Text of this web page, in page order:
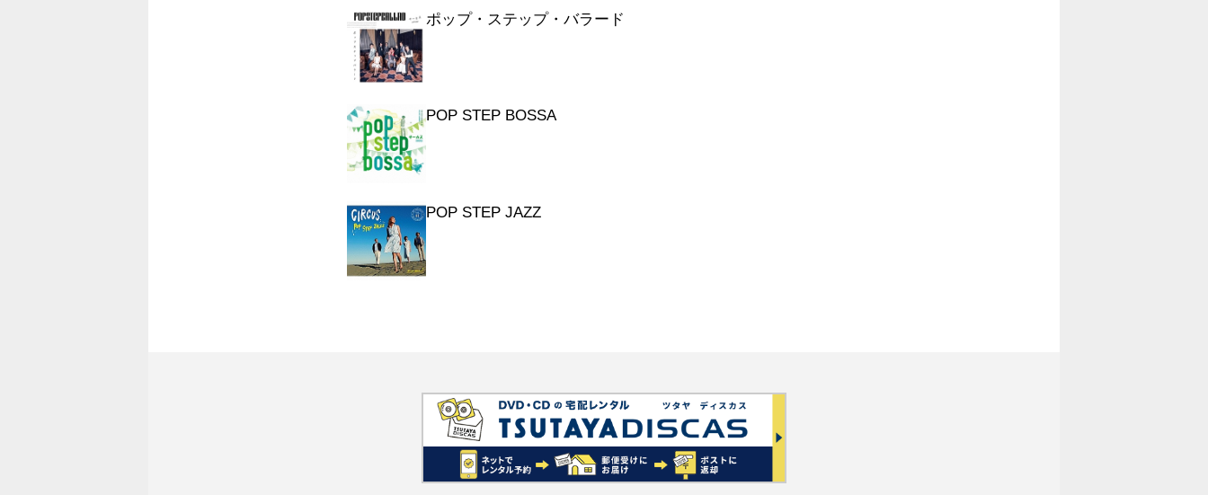
16.他人の私 -スローな場面-
17.心からありがとう
18.風色のメッセージ
Disc.2
1.Dream
2.Deja vu (デ ジャ ヴュ)
4.Tea For Two
5.Stay With Me ~ひとりにしないで~
6.Naturally
13.BREAKING UP IS HARD TO DO
15.SLIT SHOT
ポップ・ステップ・バラード
POP STEP BOSSA
POP STEP JAZZ